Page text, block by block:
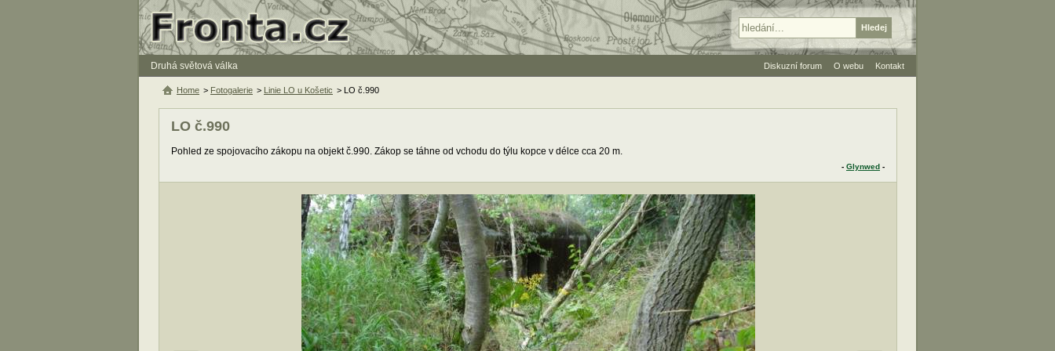
Druhá světová válka
LO č.990
Pohled ze spojovacího zákopu na objekt č.990. Zákop se táhne od vchodu do týlu kopce v délce cca 20 m.
- Glynwed -
Home > Fotogalerie > Linie LO u Košetic > LO č.990
Diskuzní forum O webu Kontakt